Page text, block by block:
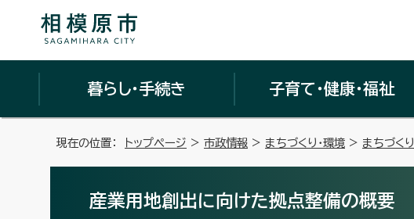
暮らし・手続き 子育て・健康・福祉
現在の位置： トップページ > 市政情報 > まちづくり・環境 > まちづくり
産業用地創出に向けた拠点整備の概要